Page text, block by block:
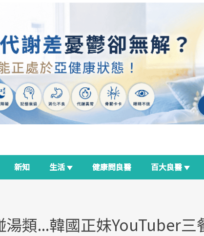
新知 生活 健康問良醫 百大良醫
類...韓國正妹YouTuber三